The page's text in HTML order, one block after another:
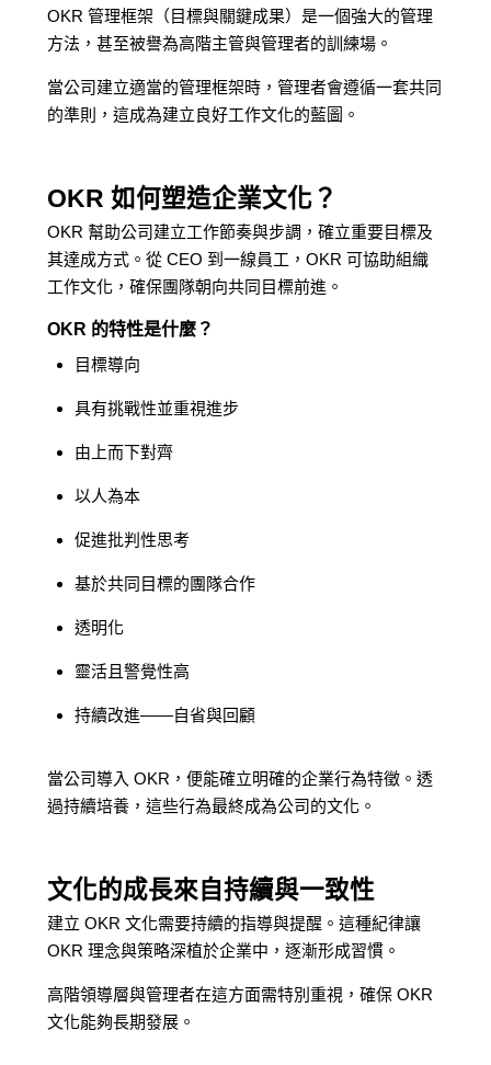
OKR 管理框架（目標與關鍵成果）是一個強大的管理
方法，甚至被譽為高階主管與管理者的訓練場。
當公司建立適當的管理框架時，管理者會遵循一套共同
的準則，這成為建立良好工作文化的藍圖。
OKR 如何塑造企業文化？
OKR 幫助公司建立工作節奏與步調，確立重要目標及
其達成方式。從 CEO 到一線員工，OKR 可協助組織
工作文化，確保團隊朝向共同目標前進。
OKR 的特性是什麼？
目標導向
具有挑戰性並重視進步
由上而下對齊
以人為本
促進批判性思考
基於共同目標的團隊合作
透明化
靈活且警覺性高
持續改進——自省與回顧
當公司導入 OKR，便能確立明確的企業行為特徵。透
過持續培養，這些行為最終成為公司的文化。
文化的成長來自持續與一致性
建立 OKR 文化需要持續的指導與提醒。這種紀律讓
OKR 理念與策略深植於企業中，逐漸形成習慣。
高階領導層與管理者在這方面需特別重視，確保 OKR
文化能夠長期發展。